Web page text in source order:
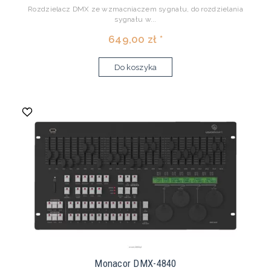
Rozdzielacz DMX ze wzmacniaczem sygnału, do rozdzielania
sygnału w...
649,00 zł *
Do koszyka
Monacor DMX-4840